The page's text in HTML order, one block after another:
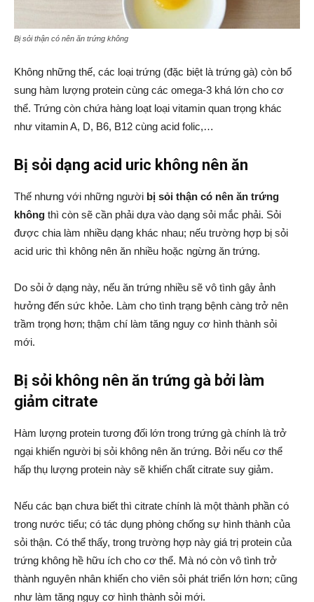
Bị sỏi thận có nên ăn trứng không
Không những thế, các loại trứng (đặc biệt là trứng gà) còn bổ
sung hàm lượng protein cùng các omega-3 khá lớn cho cơ
thể. Trứng còn chứa hàng loạt loại vitamin quan trọng khác
như vitamin A, D, B6, B12 cùng acid folic,…
Bị sỏi dạng acid uric không nên ăn
Thế nhưng với những người bị sỏi thận có nên ăn trứng
không thì còn sẽ cần phải dựa vào dạng sỏi mắc phải. Sỏi
được chia làm nhiều dạng khác nhau; nếu trường hợp bị sỏi
acid uric thì không nên ăn nhiều hoặc ngừng ăn trứng.
Do sỏi ở dạng này, nếu ăn trứng nhiều sẽ vô tình gây ảnh
hưởng đến sức khỏe. Làm cho tình trạng bệnh càng trở nên
trầm trọng hơn; thậm chí làm tăng nguy cơ hình thành sỏi
mới.
Bị sỏi không nên ăn trứng gà bởi làm
giảm citrate
Hàm lượng protein tương đối lớn trong trứng gà chính là trở
ngại khiến người bị sỏi không nên ăn trứng. Bởi nếu cơ thể
hấp thụ lượng protein này sẽ khiến chất citrate suy giảm.
Nếu các bạn chưa biết thì citrate chính là một thành phần có
trong nước tiểu; có tác dụng phòng chống sự hình thành của
sỏi thận. Có thể thấy, trong trường hợp này giá trị protein của
trứng không hề hữu ích cho cơ thể. Mà nó còn vô tình trở
thành nguyên nhân khiến cho viên sỏi phát triển lớn hơn; cũng
như làm tăng nguy cơ hình thành sỏi mới.